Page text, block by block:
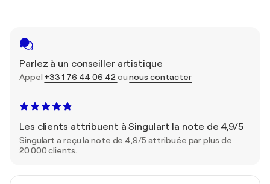
Parlez à un conseiller artistique
Appel +33 1 76 44 06 42 ounous contacter
Les clients attribuent à Singulart la note de 4,9/5
Singulart a reçu la note de 4,9/5 attribuée par plus de
20 000 clients.